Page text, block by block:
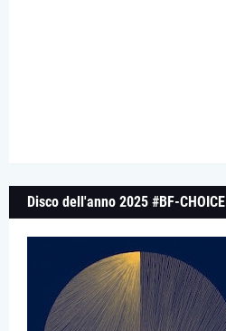
Disco dell'anno 2025 #BF-CHOICE